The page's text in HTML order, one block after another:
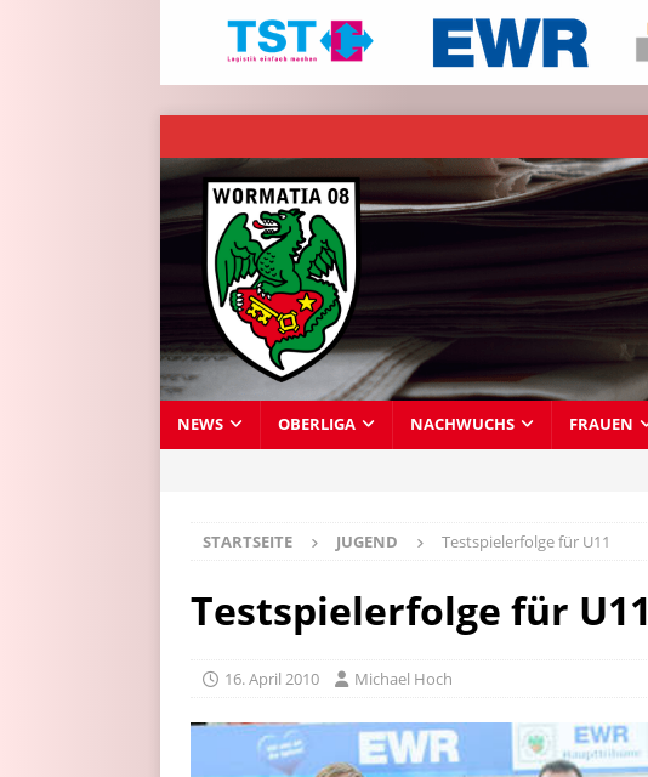
NEWS OBERLIGA NACHWUCHS FRAUEN
STARTSEITE JUGEND Testspielerfolge für U11
Testspielerfolge für U11
16. April 2010 Michael Hoch